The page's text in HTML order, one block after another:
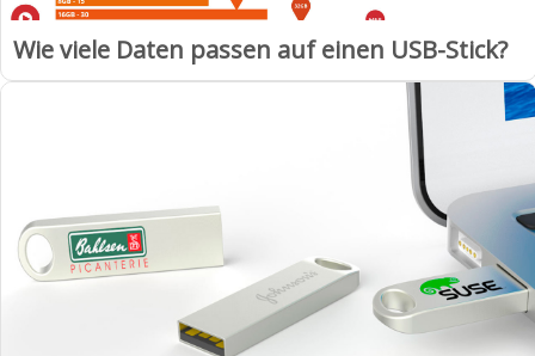
Wie viele Daten passen auf einen USB-Stick?